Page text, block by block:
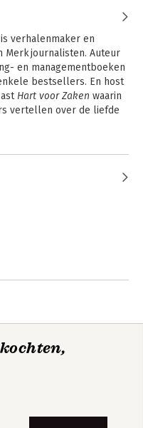
verhalenmaker en
Merkjournalisten. Auteur
en managementboeken
bestsellers. En host
Hart voor Zaken waarin
vertellen over de liefde
Hospes